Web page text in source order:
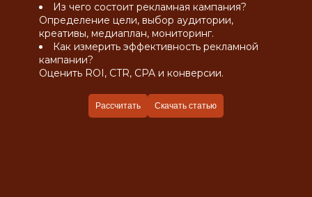
Из чего состоит рекламная кампания?
Определение цели, выбор аудитории,
креативы, медиаплан, мониторинг.
Как измерить эффективность рекламной
кампании?
Оценить ROI, CTR, CPA и конверсии.
Рассчитать Скачать статью